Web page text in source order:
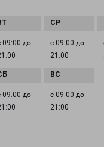
09:00 до
с 09:00 до
21:00
09:00 до
с 09:00 до
21:00